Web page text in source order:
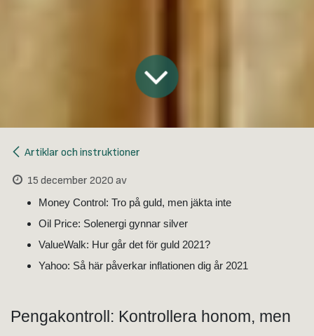
Artiklar och instruktioner
15 december 2020 av
Money Control: Tro på guld, men jäkta inte
Oil Price: Solenergi gynnar silver
ValueWalk: Hur går det för guld 2021?
Yahoo: Så här påverkar inflationen dig år 2021
Pengakontroll: Kontrollera honom, men